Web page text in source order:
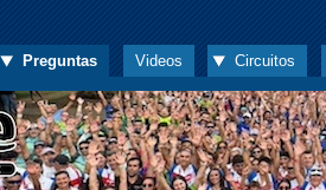
Preguntas Videos Circuitos